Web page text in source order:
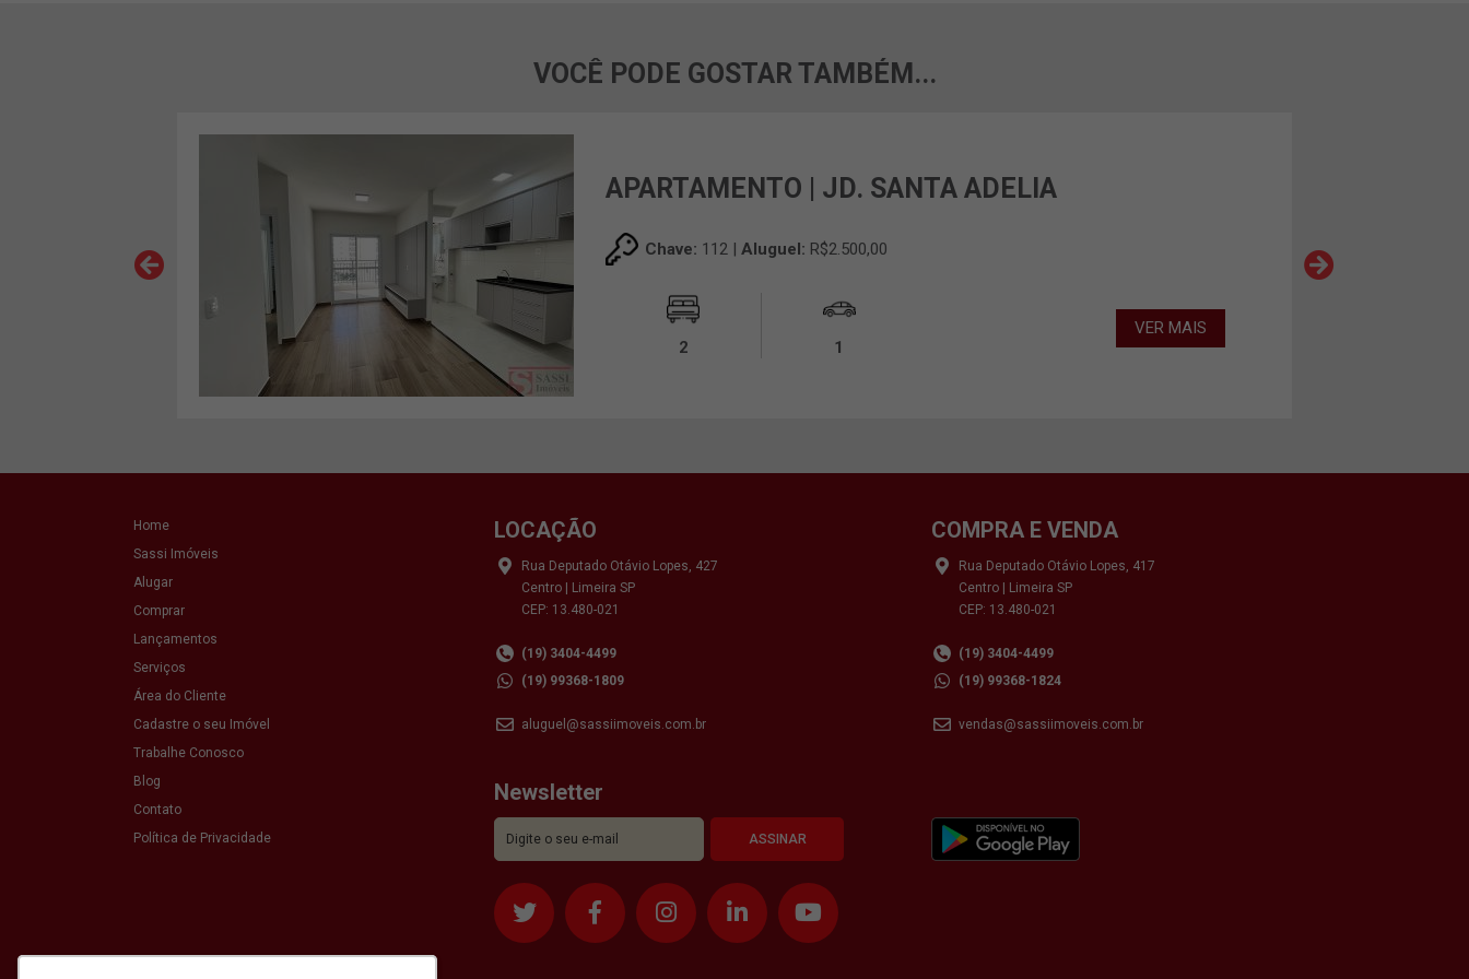
VOCÊ PODE GOSTAR TAMBÉM...
APARTAMENTO | JD. SANTA ADELIA
Chave: 112 |Aluguel: R$2.500,00
2 1
VER MAIS
Home
Sassi Imóveis
Alugar
Comprar
Lançamentos
Serviços
Área do Cliente
Cadastre o seu Imóvel
Trabalhe Conosco
Blog
Contato
Política de Privacidade
LOCAÇÃO
Rua Deputado Otávio Lopes, 427
Centro | Limeira SP
CEP: 13.480-021
(19) 3404-4499
(19) 99368-1809
aluguel@sassiimoveis.com.br
COMPRA E VENDA
Rua Deputado Otávio Lopes, 417
Centro | Limeira SP
CEP: 13.480-021
(19) 3404-4499
(19) 99368-1824
vendas@sassiimoveis.com.br
Newsletter